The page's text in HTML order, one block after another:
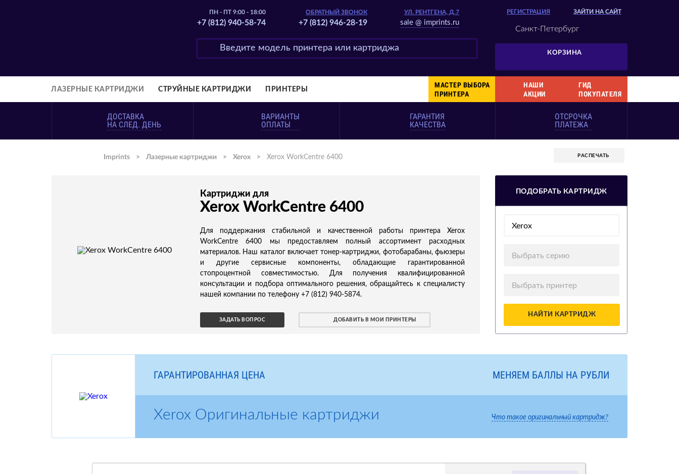
КОРЗИНА
РЕГИСТРАЦИЯ ЗАЙТИ НА САЙТ
Санкт-Петербург
ПН - ПТ 9:00 - 18:00
+7 (812) 940-58-74
ОБРАТНЫЙ ЗВОНОК
+7 (812) 946-28-19
УЛ. РЕНТГЕНА, Д.7
sale @ imprints.ru
НАШИ
АКЦИИ
ГИД
ПОКУПАТЕЛЯ
МАСТЕР ВЫБОРА
ПРИНТЕРА
ЛАЗЕРНЫЕ КАРТРИДЖИ СТРУЙНЫЕ КАРТРИДЖИ ПРИНТЕРЫ
ДОСТАВКА
НА СЛЕД. ДЕНЬ
ВАРИАНТЫ
ОПЛАТЫ
ГАРАНТИЯ
КАЧЕСТВА
ОТСРОЧКА
ПЛАТЕЖА
Imprints > Лазерные картриджи > Xerox > Xerox WorkCentre 6400
Картриджи для
Xerox WorkCentre 6400
Для поддержания стабильной и качественной работы принтера Xerox
WorkCentre 6400 мы предоставляем полный ассортимент расходных
материалов. Наш каталог включает тонер-картриджи, фотобарабаны, фьюзеры
и другие сервисные компоненты, обладающие гарантированной
стопроцентной совместимостью. Для получения квалифицированной
консультации и подбора оптимального решения, обращайтесь к специалисту
нашей компании по телефону +7 (812) 940-5874.
ЗАДАТЬ ВОПРОС ДОБАВИТЬ В МОИ ПРИНТЕРЫ
РАСПЕЧАТЬ
ПОДОБРАТЬ КАРТРИДЖ
Xerox
Выбрать серию
Выбрать принтер
НАЙТИ КАРТРИДЖ
МЕНЯЕМ БАЛЛЫ НА РУБЛИ
ГАРАНТИРОВАННАЯ ЦЕНА
Что такое оригинальный картридж?
Xerox Оригинальные картриджи